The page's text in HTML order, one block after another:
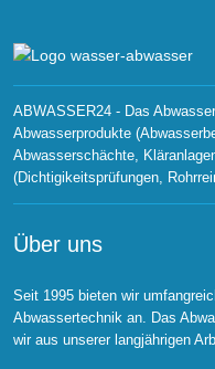
ABWASSER24 - Das
Abwasserprodukte
Abwasserschächte,
(Dichtigikeitsprüfungen,
Über uns
Seit 1995 bieten wir
Abwassertechnik an. Das
wir aus unserer langjährigen